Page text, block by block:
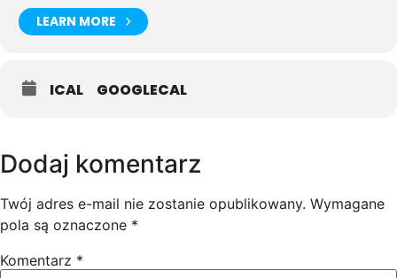
LEARN MORE
ICAL GOOGLECAL
Dodaj komentarz
Twój adres e-mail nie zostanie opublikowany. Wymagane
pola są oznaczone *
Komentarz *